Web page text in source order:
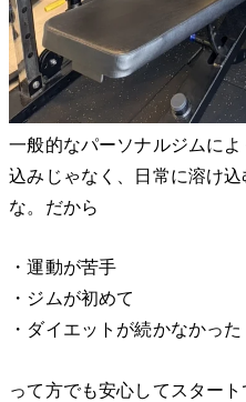
一般的なパーソナルジムに
込みじゃなく、日常に溶け
な。だから
・運動が苦手
・ジムが初めて
・ダイエットが続かなかった
って方でも安心してスター